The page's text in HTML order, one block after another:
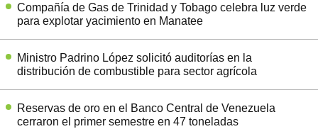
Compañía de Gas de Trinidad y Tobago celebra luz verde
para explotar yacimiento en Manatee
Ministro Padrino López solicitó auditorías en la
distribución de combustible para sector agrícola
Reservas de oro en el Banco Central de Venezuela
cerraron el primer semestre en 47 toneladas